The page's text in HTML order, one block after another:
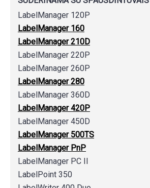
LabelManager 120P
LabelManager 160
LabelManager 210D
LabelManager 220P
LabelManager 260P
LabelManager 280
LabelManager 360D
LabelManager 420P
LabelManager 450D
LabelManager 500TS
LabelManager PnP
LabelManager PC II
LabelPoint 350